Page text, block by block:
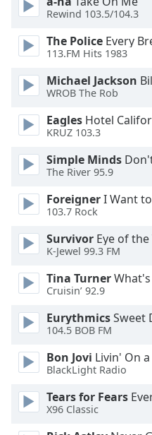
dialog
window.
Escape
cancel
and
close
Text
Color
Opacity
Text
Background
Background
Rewind 103.5/104.3
The Police Every
113.FM Hits 1983
Michael Jackson
WROB The Rob
Eagles Hotel
KRUZ 103.3
Simple Minds
The River 95.9
ForeignerI Want
103.7 Rock
Survivor Eye of
K-Jewel 99.3 FM
Tina Turner
Cruisin’ 92.9
EurythmicsSweet
104.5 BOB FM
Bon Jovi Livin' On
BlackLight Radio
Tears for Fears
X96 Classic